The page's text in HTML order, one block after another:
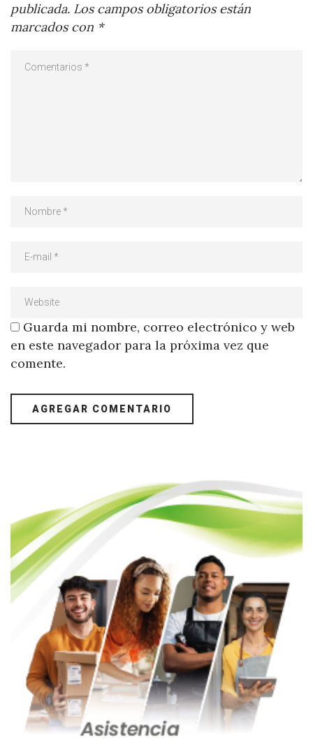
publicada. Los campos obligatorios están
marcados con *
Guarda mi nombre, correo electrónico y web
en este navegador para la próxima vez que
comente.